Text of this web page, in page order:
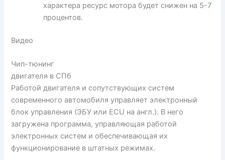
характера ресурс мотора будет снижен на 5-7
процентов.
Видео
Чип-тюнинг
двигателя в СПб
Работой двигателя и сопутствующих систем
современного автомобиля управляет электронный
блок управления (ЭБУ или ECU на англ.). В него
загружена программа, управляющая работой
электронных систем и обеспечивающая их
функционирование в штатных режимах.